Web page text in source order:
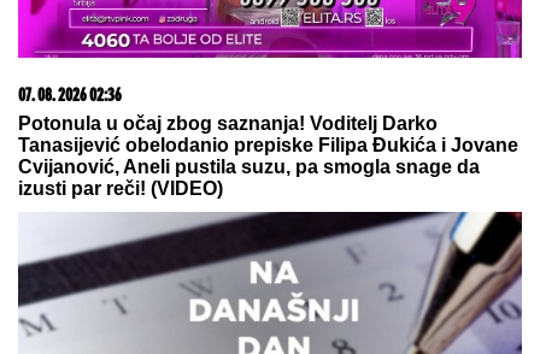
07. 08. 2026 02:36
Potonula u očaj zbog saznanja! Voditelj Darko
Tanasijević obelodanio prepiske Filipa Đukića i Jovane
Cvijanović, Aneli pustila suzu, pa smogla snage da
izusti par reči! (VIDEO)